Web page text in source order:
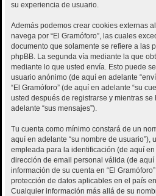
su experiencia de usuario.
Además podemos crear cookies externas
navega por “El Gramóforo”, las cuales
documento que solamente se refiere a las
phpBB. La segunda vía mediante la que
mediante lo que usted envía. Esto puede
usuario anónimo (de aquí en adelante
“El Gramóforo” (de aquí en adelante “su
usted después de registrarse y mientras
adelante “sus mensajes”).
Tu cuenta como mínimo constará de un
aquí en adelante “su nombre de usuario”),
empleada para la identificación (de aquí en
dirección de email personal válida (de aquí
información de su cuenta en “El
protección de datos aplicables en el país
Cualquier información más allá de su